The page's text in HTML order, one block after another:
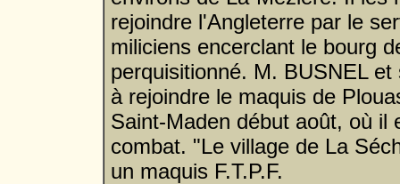
rejoindre l'Angleterre par le
miliciens encerclant le bourg
perquisitionné. M. BUSNEL
à rejoindre le maquis de
Saint-Maden début août, où il
combat. "Le village de La
un maquis F.T.P.F.